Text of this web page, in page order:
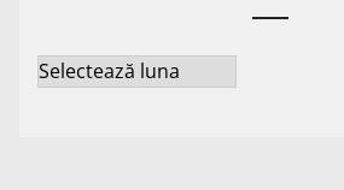
Arhive